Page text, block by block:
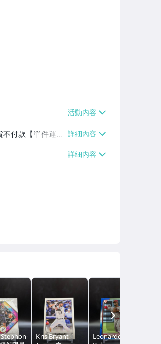
付款【單件運費
【免運費】
Kris Bryant
Leonardo